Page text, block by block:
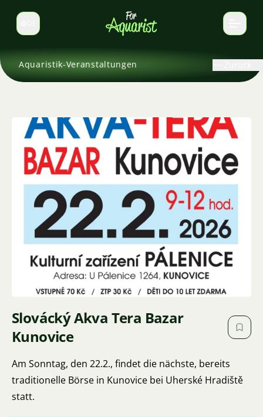
Sprache wechseln
Aquaristik-Veranstaltungen
Slovácký Akva Tera Bazar
Kunovice
Am Sonntag, den 22.2., findet die nächste, bereits
traditionelle Börse in Kunovice bei Uherské Hradiště
statt.